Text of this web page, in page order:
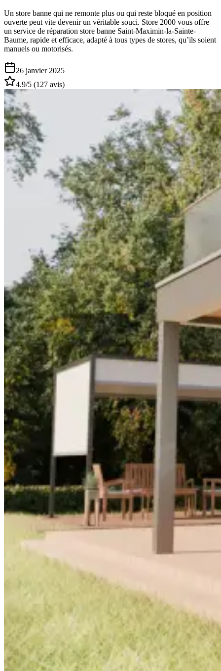
Un store banne qui ne remonte plus ou qui reste bloqué en position
ouverte peut vite devenir un véritable souci. Store 2000 vous offre
un service de réparation store banne Saint-Maximin-la-Sainte-
Baume, rapide et efficace, adapté à tous types de stores, qu’ils soient
manuels ou motorisés.
26 janvier 2025
4.9/5 (127 avis)